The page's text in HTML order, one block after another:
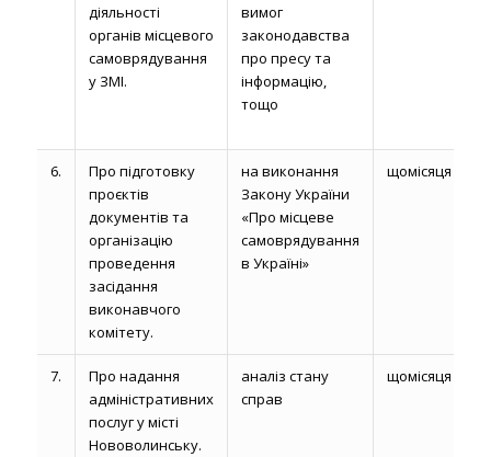
діяльності
органів місцевого
самоврядування
у ЗМІ.
вимог
законодавства
про пресу та
інформацію,
тощо
6.
Про підготовку
проєктів
документів та
організацію
проведення
засідання
виконавчого
комітету.
на виконання
Закону України
«Про місцеве
самоврядування
в Україні»
щомісяця
7.
Про надання
адміністративних
послуг у місті
Нововолинську.
аналіз стану
справ
щомісяця